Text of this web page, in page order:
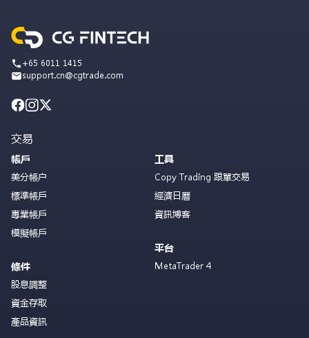
+65 6011 1415
support.cn@cgtrade.com
交易
帳戶
美分帳户
標準帳戶
專業帳戶
模擬帳戶
條件
股息調整
資金存取
產品資訊
工具
Copy Trading 跟單交易
經濟日曆
資訊博客
平台
MetaTrader 4